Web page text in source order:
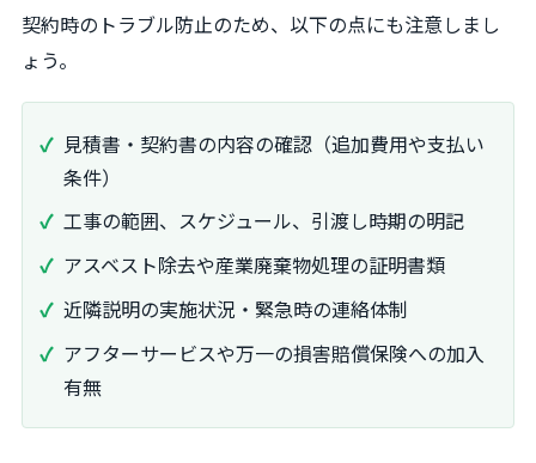
契約時のトラブル防止のため、以下の点にも注意しまし
ょう。
見積書・契約書の内容の確認（追加費用や支払い
条件）
工事の範囲、スケジュール、引渡し時期の明記
アスベスト除去や産業廃棄物処理の証明書類
近隣説明の実施状況・緊急時の連絡体制
アフターサービスや万一の損害賠償保険への加入
有無